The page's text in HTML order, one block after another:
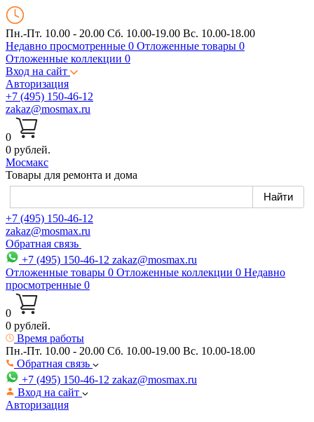
Пн.-Пт. 10.00 - 20.00 Сб. 10.00-19.00 Вс. 10.00-18.00
Недавно просмотренные 0 Отложенные товары 0
Отложенные коллекции 0
Вход на сайт
Авторизация
+7 (495) 150-46-12
zakaz@mosmax.ru
0
0 рублей.
Мосмакс
Товары для ремонта и дома
+7 (495) 150-46-12
zakaz@mosmax.ru
Обратная связь
+7 (495) 150-46-12 zakaz@mosmax.ru
Отложенные товары 0 Отложенные коллекции 0 Недавно
просмотренные 0
0
0 рублей.
Время работы
Пн.-Пт. 10.00 - 20.00 Сб. 10.00-19.00 Вс. 10.00-18.00
Обратная связь
+7 (495) 150-46-12 zakaz@mosmax.ru
Вход на сайт
Авторизация